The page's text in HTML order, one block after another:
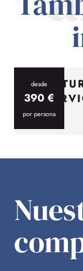
desde
390€
por persona